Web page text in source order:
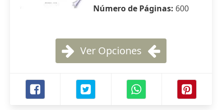
Número de Páginas: 600
Ver Opciones